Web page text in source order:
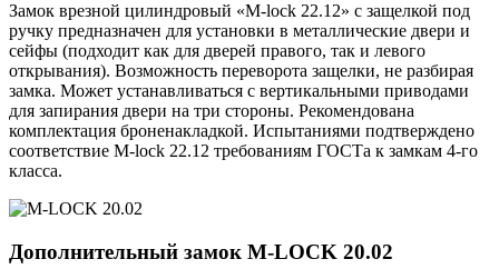
Замок врезной цилиндровый «M-lock 22.12» с защелкой под
ручку предназначен для установки в металлические двери и
сейфы (подходит как для дверей правого, так и левого
открывания). Возможность переворота защелки, не разбирая
замка. Может устанавливаться с вертикальными приводами
для запирания двери на три стороны. Рекомендована
комплектация броненакладкой. Испытаниями подтверждено
соответствие M-lock 22.12 требованиям ГОСТа к замкам 4-го
класса.
Дополнительный замок M-LOCK 20.02